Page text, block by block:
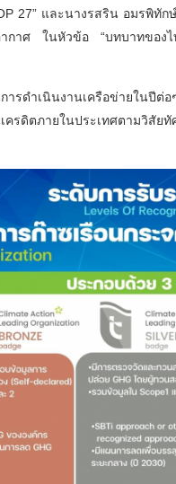
27” และนางรสริน อมรพิ
กาศ ในหัวข้อ “บทบาทของ
ดำเนินงานเครือข่ายในปีต่อ
รดิตภายในประเทศตามวิสัย